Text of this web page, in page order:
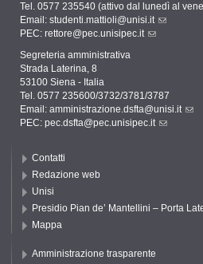
Tel. 0577 235540 (attivo dal lunedì al
Email: studenti.mattioli@unisi.it
PEC: rettore@pec.unisipec.it
Segreteria amministrativa
Strada Laterina, 8
53100 Siena - Italia
Tel. 0577 235600/3732/3781/3787
Email: amministrazione.dsfta@unisi.it
PEC: pec.dsfta@pec.unisipec.it
Contatti
Redazione web
Unisi
Presidio Pian de’ Mantellini – Porta
Mappa
Amministrazione trasparente